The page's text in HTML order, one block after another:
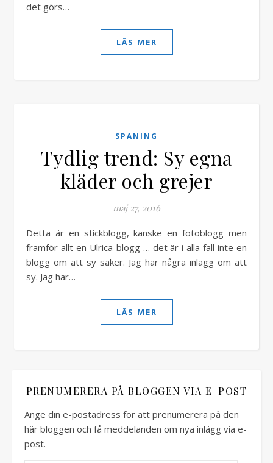
det görs…
LÄS MER
SPANING
Tydlig trend: Sy egna
kläder och grejer
maj 27, 2016
Detta är en stickblogg, kanske en fotoblogg men
framför allt en Ulrica-blogg … det är i alla fall inte en
blogg om att sy saker. Jag har några inlägg om att
sy. Jag har…
LÄS MER
PRENUMERERA PÅ BLOGGEN VIA E-POST
Ange din e-postadress för att prenumerera på den
här bloggen och få meddelanden om nya inlägg via e-
post.